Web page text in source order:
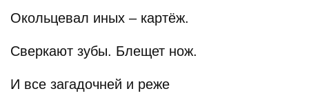
Окольцевал иных – картёж.
Сверкают зубы. Блещет нож.
И все загадочней и реже